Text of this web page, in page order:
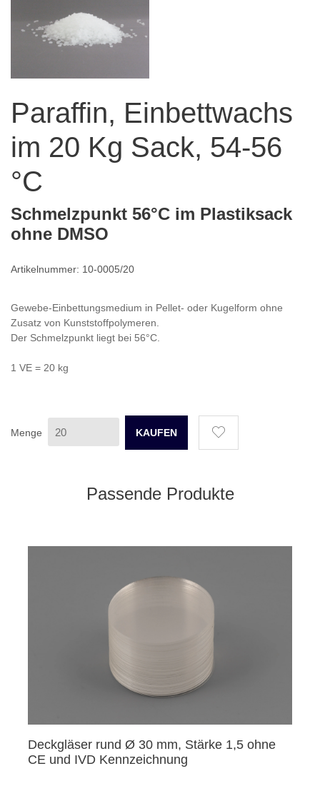
Paraffin, Einbettwachs
im 20 Kg Sack, 54-56
°C
Schmelzpunkt 56°C im Plastiksack
ohne DMSO
Artikelnummer: 10-0005/20
Gewebe-Einbettungsmedium in Pellet- oder Kugelform ohne
Zusatz von Kunststoffpolymeren.
Der Schmelzpunkt liegt bei 56°C.
1 VE = 20 kg
Menge
Passende Produkte
Deckgläser rund Ø 30 mm, Stärke 1,5 ohne
CE und IVD Kennzeichnung